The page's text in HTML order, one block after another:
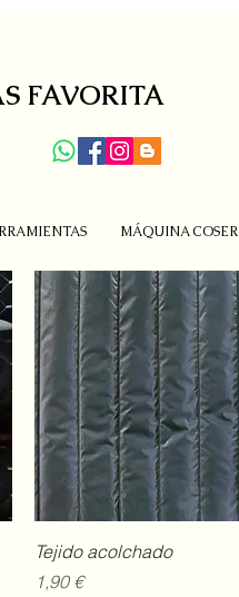
FAVORITA
MÁQUINA COSER
Vista rápida
Tejido acolchado
Precio
1,90 €